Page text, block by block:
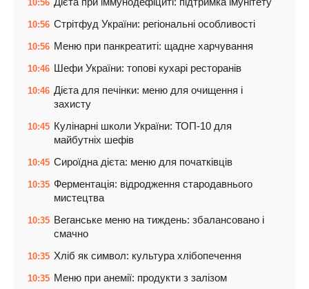
10:56
10:56 Стрітфуд України: регіональні особливості
10:56 Меню при панкреатиті: щадне харчування
10:46 Шефи України: топові кухарі ресторанів
10:46 Дієта для печінки: меню для очищення і
захисту
10:45 Кулінарні школи України: ТОП-10 для
майбутніх шефів
10:45 Сироїдна дієта: меню для початківців
10:35 Ферментація: відродження стародавнього
мистецтва
10:35 Веганське меню на тиждень: збалансовано і
смачно
10:35 Хліб як символ: культура хлібопечення
10:35 Меню при анемії: продукти з залізом